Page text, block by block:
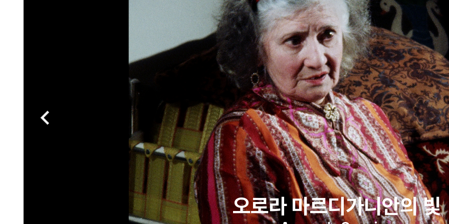
오로라 마르디가니안의 빛